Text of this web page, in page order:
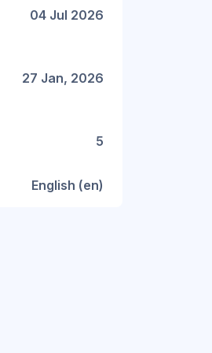
04 Jul 2026
27 Jan, 2026
5
English ‎(en)‎